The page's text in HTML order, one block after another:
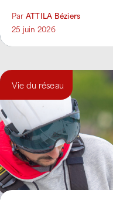
Par ATTILA Béziers
25 juin 2026
Vie du réseau